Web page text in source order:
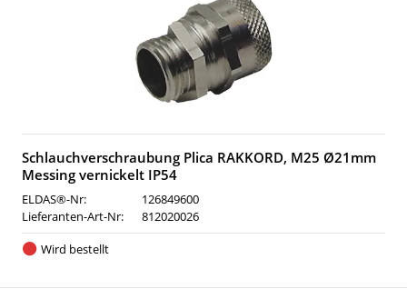
Schlauchverschraubung Plica RAKKORD, M25 Ø21mm
Messing vernickelt IP54
ELDAS®-Nr:
126849600
Lieferanten-Art-Nr:
812020026
Wird bestellt